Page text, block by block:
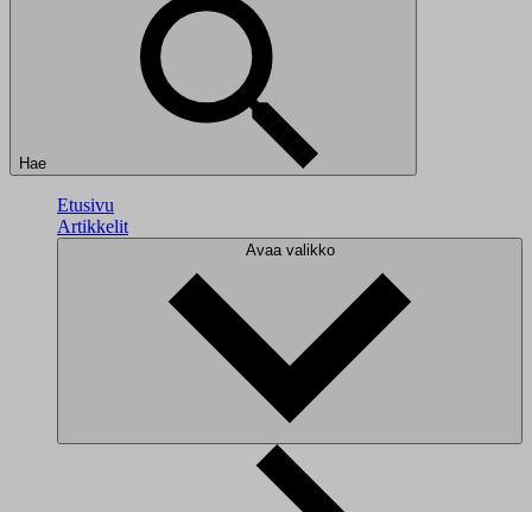
Hae
Etusivu
Artikkelit
Avaa valikko